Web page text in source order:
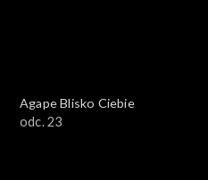
Agape Blisko Ciebie
odc. 23